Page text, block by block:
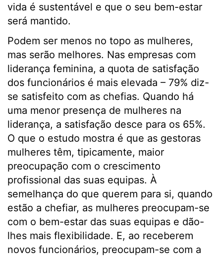
vida é sustentável e que o seu bem-estar
será mantido.
Podem ser menos no topo as mulheres,
mas serão melhores. Nas empresas com
liderança feminina, a quota de satisfação
dos funcionários é mais elevada – 79% diz-
se satisfeito com as chefias. Quando há
uma menor presença de mulheres na
liderança, a satisfação desce para os 65%.
O que o estudo mostra é que as gestoras
mulheres têm, tipicamente, maior
preocupação com o crescimento
profissional das suas equipas. À
semelhança do que querem para si, quando
estão a chefiar, as mulheres preocupam-se
com o bem-estar das suas equipas e dão-
lhes mais flexibilidade. E, ao receberem
novos funcionários, preocupam-se com a